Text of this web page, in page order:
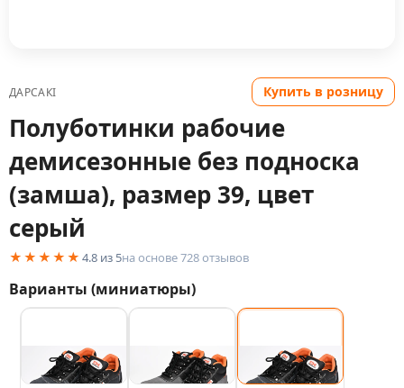
ДАРСАКI Купить в розницу
Полуботинки рабочие
демисезонные без подноска
(замша), размер 39, цвет
серый
★★★★★ 4.8из 5на основе728отзывов
Варианты (миниатюры)